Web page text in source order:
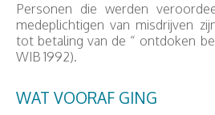
Personen die werden
medeplichtigen van misdrijven
tot betaling van de “ ontdoken
WIB 1992).
WAT VOORAF GING